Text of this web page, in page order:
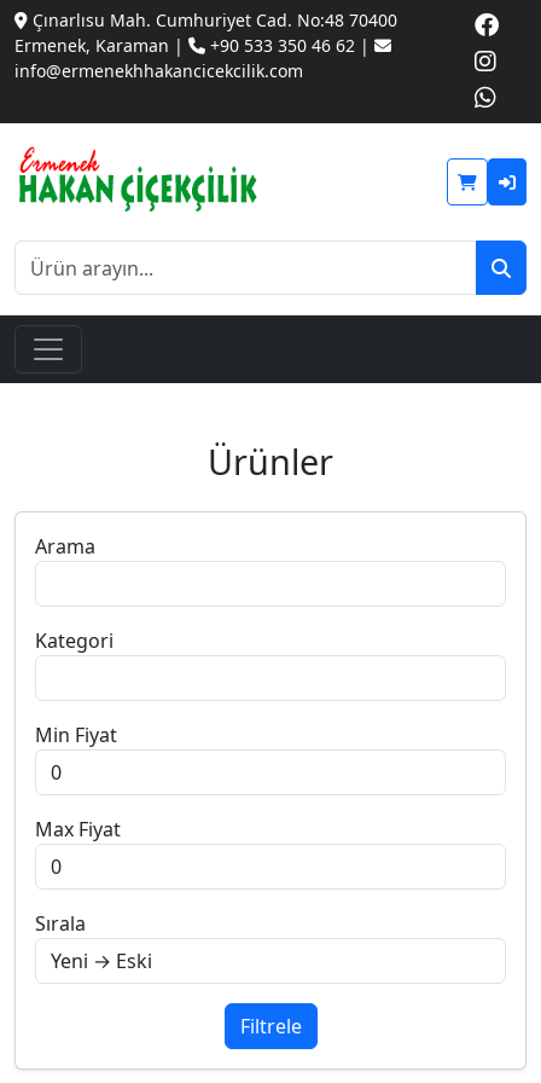
Çınarlısu Mah. Cumhuriyet Cad. No:48 70400
Ermenek, Karaman |
+90 533 350 46 62 |
info@ermenekhhakancicekcilik.com
Ürünler
Arama
Kategori
Min Fiyat
Max Fiyat
Sırala
Filtrele